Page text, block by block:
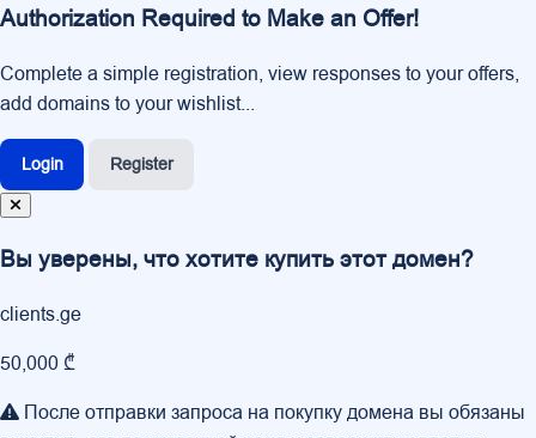
Authorization Required to Make an Offer!
Complete a simple registration, view responses to your offers,
add domains to your wishlist...
Login Register
Вы уверены, что хотите купить этот домен?
clients.ge
50,000 ₾
После отправки запроса на покупку домена вы обязаны